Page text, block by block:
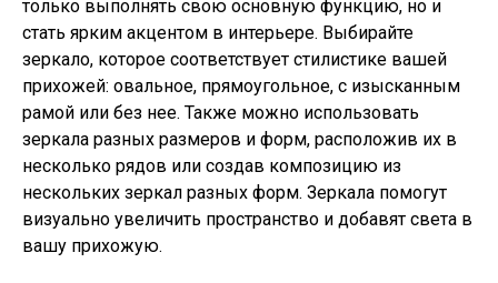
только выполнять свою основную функцию, но и
стать ярким акцентом в интерьере. Выбирайте
зеркало, которое соответствует стилистике вашей
прихожей: овальное, прямоугольное, с изысканным
рамой или без нее. Также можно использовать
зеркала разных размеров и форм, расположив их в
несколько рядов или создав композицию из
нескольких зеркал разных форм. Зеркала помогут
визуально увеличить пространство и добавят света в
вашу прихожую.